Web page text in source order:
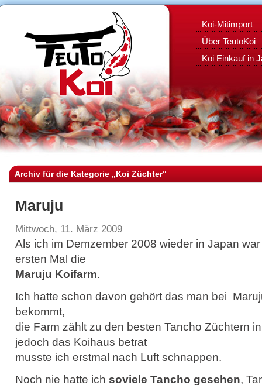
Koi-Mitimport
Über TeutoKoi
Koi Einkauf in
Archiv für die Kategorie „Koi Züchter“
Maruju
Mittwoch, 11. März 2009
Als ich im Demzember 2008 wieder in Japan
ersten Mal die
Maruju Koifarm.
Ich hatte schon davon gehört das man bei
bekommt,
die Farm zählt zu den besten Tancho Züchtern
jedoch das Koihaus betrat
musste ich erstmal nach Luft schnappen.
Noch nie hatte ich soviele Tancho gesehen,